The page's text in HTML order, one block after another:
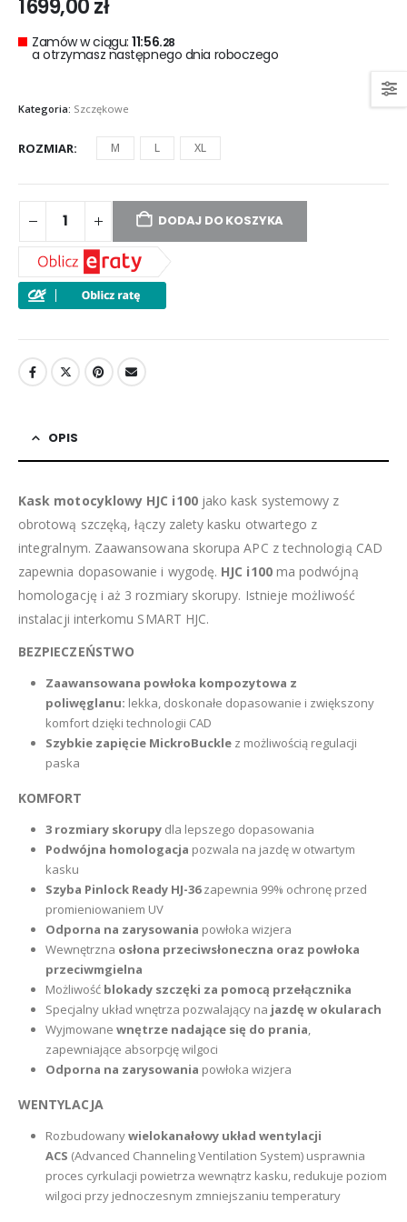
1699,00zł
Zamów w ciągu:11:56.26
a otrzymasz następnego dnia roboczego
Kategoria: Szczękowe
ROZMIAR M L XL
DODAJ DO KOSZYKA
OPIS
Kask motocyklowy HJC i100 jako kask systemowy z
obrotową szczęką, łączy zalety kasku otwartego z
integralnym. Zaawansowana skorupa APC z technologią CAD
zapewnia dopasowanie i wygodę. HJC i100 ma podwójną
homologację i aż 3 rozmiary skorupy. Istnieje możliwość
instalacji interkomu SMART HJC.
BEZPIECZEŃSTWO
Zaawansowana powłoka kompozytowa z
poliwęglanu: lekka, doskonałe dopasowanie i zwiększony
komfort dzięki technologii CAD
Szybkie zapięcie MickroBuckle z możliwością regulacji
paska
KOMFORT
3 rozmiary skorupydla lepszego dopasowania
Podwójna homologacja pozwala na jazdę w otwartym
kasku
Szyba Pinlock Ready HJ-36zapewnia 99% ochronę przed
promieniowaniem UV
Odporna na zarysowania powłoka wizjera
Wewnętrzna osłona przeciwsłoneczna oraz powłoka
przeciwmgielna
Możliwość blokady szczęki za pomocą przełącznika
Specjalny układ wnętrza pozwalający na jazdę w okularach
Wyjmowane wnętrze nadające się do prania,
zapewniające absorpcję wilgoci
Odporna na zarysowania powłoka wizjera
WENTYLACJA
Rozbudowanywielokanałowy układ wentylacji
ACS (Advanced Channeling Ventilation System) usprawnia
proces cyrkulacji powietrza wewnątrz kasku, redukuje poziom
wilgoci przy jednoczesnym zmniejszaniu temperatury